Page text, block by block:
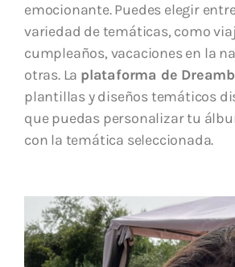
emocionante. Puedes elegir
variedad de temáticas, como
cumpleaños, vacaciones en la
otras. La plataforma de
plantillas y diseños temáticos
que puedas personalizar tu
con la temática seleccionada.